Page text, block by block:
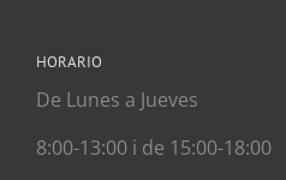
HORARIO
De Lunes a Jueves
8:00-13:00 i de 15:00-18:00